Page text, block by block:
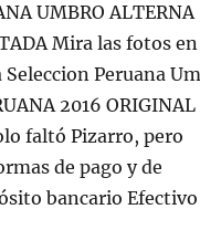
UMBRO ALTERNA
Mira las fotos en
Peruana
2016 ORIGINAL
faltó Pizarro, pero
de pago y de
bancario Efectivo